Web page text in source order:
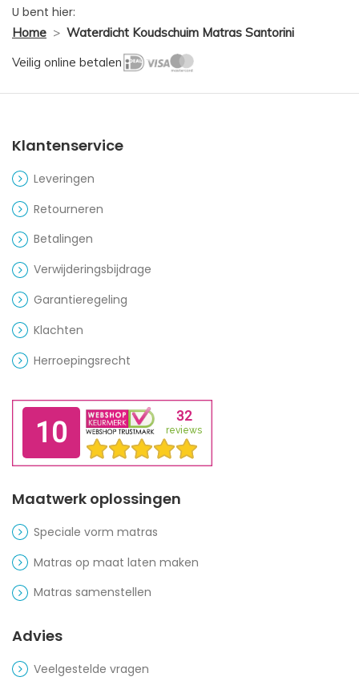
U bent hier:
Home > Waterdicht Koudschuim Matras Santorini
Veilig online betalen
Klantenservice
Leveringen
Retourneren
Betalingen
Verwijderingsbijdrage
Garantieregeling
Klachten
Herroepingsrecht
Maatwerk oplossingen
Speciale vorm matras
Matras op maat laten maken
Matras samenstellen
Advies
Veelgestelde vragen